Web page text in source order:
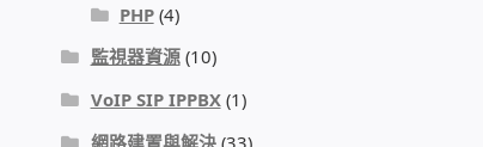
PHP(4)
監視器資源(10)
VoIP SIP IPPBX(1)